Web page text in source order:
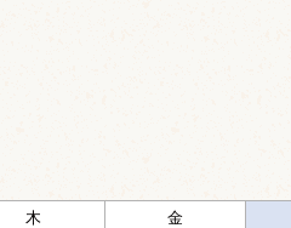
木 金